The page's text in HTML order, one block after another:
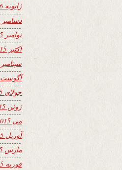
ژانویه 2016
دسامبر 2015
نوامبر 2015
اکتبر 2015
سپتامبر 2015
آگوست 2015
جولای 2015
ژوئن 2015
می 2015
آوریل 2015
مارس 2015
فوریه 2015